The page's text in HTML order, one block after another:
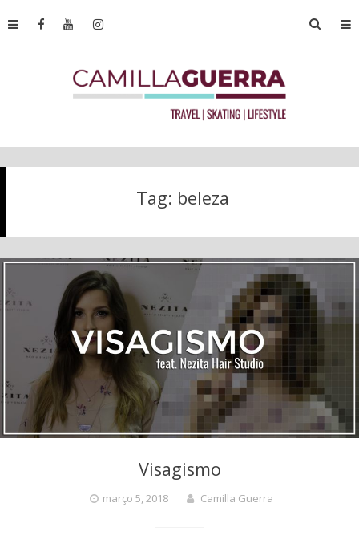
Tag: beleza
Visagismo
março 5, 2018 Camilla Guerra